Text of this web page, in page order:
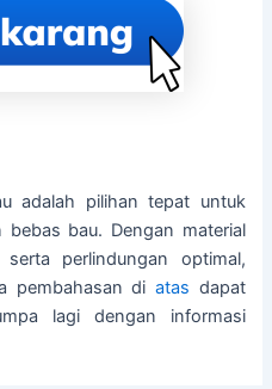
adalah pilihan tepat untuk
bau. Dengan material
perlindungan optimal,
pembahasan di atas dapat
lagi dengan informasi